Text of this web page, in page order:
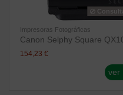
Impresoras Fotográficas
Canon Selphy Square
154,23 €
ver